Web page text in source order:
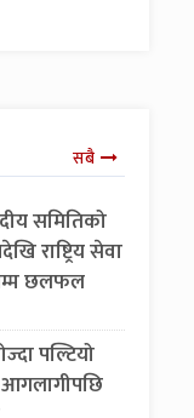
सबै
समितिको
राष्ट्रिय सेवा
छलफल
पल्टियो
आगलागीपछि